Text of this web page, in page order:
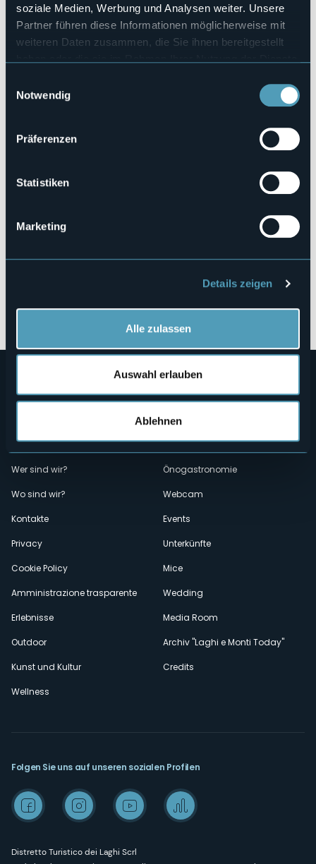
soziale Medien, Werbung und Analysen weiter. Unsere
Partner führen diese Informationen möglicherweise mit
weiteren Daten zusammen, die Sie ihnen bereitgestellt
Notwendig
Präferenzen
Statistiken
Marketing
Details zeigen
Alle zulassen
Auswahl erlauben
Ablehnen
E-mail
info@fruitnjoy.com
Telefon
103064-AFF-00007
Via S. Biagio, 2
Öffnen Sie die Karte
Menù
secondario
Wer sind wir?
Wo sind wir?
Kontakte
Privacy
Cookie Policy
Amministrazione trasparente
Erlebnisse
Outdoor
Kunst und Kultur
Wellness
Önogastronomie
Webcam
Events
Unterkünfte
Mice
Wedding
Media Room
Archiv "Laghi e Monti Today"
Credits
Distretto Turistico dei Laghi Scrl
Folgen Sie uns auf unseren sozialen Profilen